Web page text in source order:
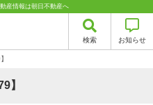
産情報は朝日不動産へ
検索 お知らせ
】